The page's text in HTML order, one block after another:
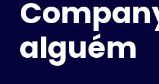
Guias
alguém